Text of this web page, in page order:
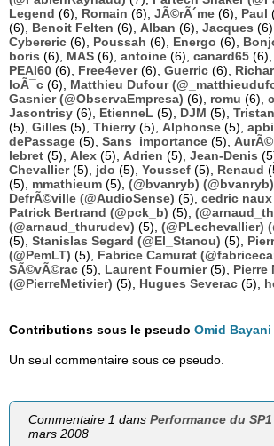
Legend (6), Romain (6), JÃ©rÃ´me (6), Paul
(6), Benoit Felten (6), Alban (6), Jacques (6),
Cybereric (6), Poussah (6), Energo (6),
boris (6), MAS (6), antoine (6), canard65 (6),
PEAI60 (6), Free4ever(6), Guerric (6),
loÃ¯c (6), Matthieu Dufour
Gasnier (@ObservaEmpresa) (6), romu (6),
Jasontrisy (6), EtienneL (5), DJM (5), Tristan
(5), Gilles (5), Thierry (5), Alphonse (5),
dePassage (5), Sans_importance (5),
lebret (5), Alex (5), Adrien (5), Jean-Denis
Chevallier(5), jdo (5), Youssef (5), Renaud
(5), mmathieum (5), (@bvanryb) (@bvanryb)
DefrÃ©ville (@AudioSense) (5), cedric
Patrick Bertrand (@pck_b) (5),
(@arnaud_thurudev) (5), (@PLechevallier)
(5), Stanislas Segard (@El_Stanou) (5),
(@PemLT) (5), Fabrice Camurat
SÃ©vÃ©rac (5), Laurent Fournier(5), Pierre
(@PierreMetivier) (5), Hugues Severac (5),
Contributions sous le pseudo Omid Bayani
Un seul commentaire sous ce pseudo.
Commentaire 1 dansPerformance du
mars 2008